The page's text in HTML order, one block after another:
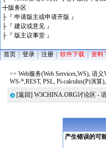
╋版务区
├ 『 申请版主或申请开版 』
├ 『 建议或意见 』
├ 『 版主议事堂 』
首页 登录 注册 软件下载 资料
>> Web服务(Web Services,WS), 语
WS-*,REST, PSL, Pi-calculus(Pi演算
[返回] W3CHINA.ORG讨论区 -
产生错误的可